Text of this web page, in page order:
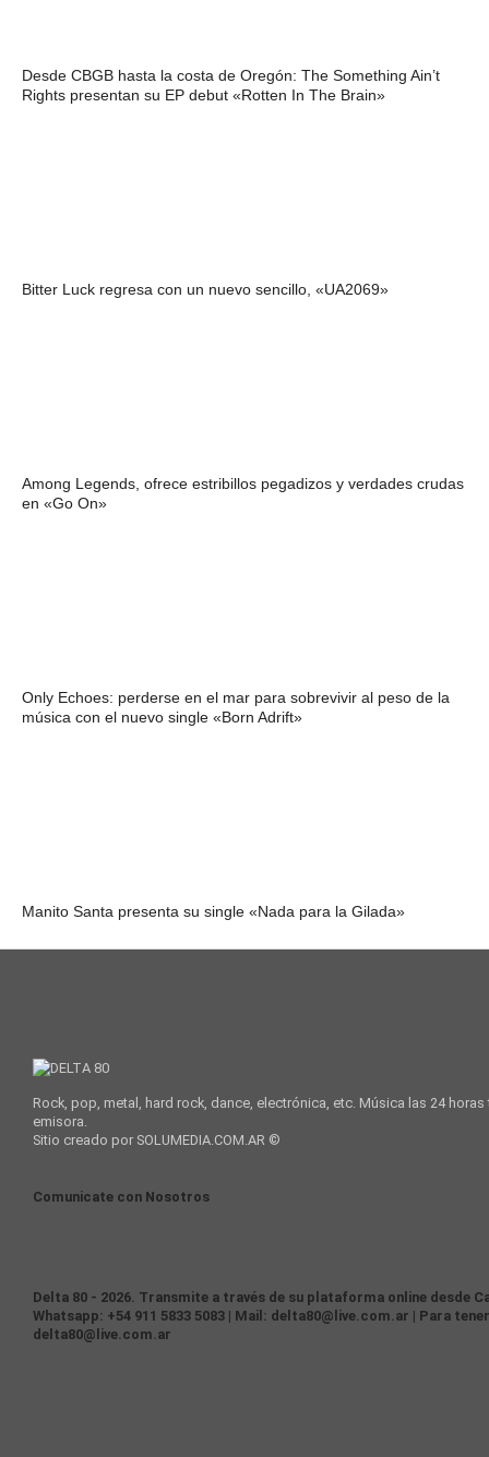
Desde CBGB hasta la costa de Oregón: The Something Ain’t
Rights presentan su EP debut «Rotten In The Brain»
Bitter Luck regresa con un nuevo sencillo, «UA2069»
Among Legends, ofrece estribillos pegadizos y verdades crudas
en «Go On»
Only Echoes: perderse en el mar para sobrevivir al peso de la
música con el nuevo single «Born Adrift»
Manito Santa presenta su single «Nada para la Gilada»
Rock, pop, metal, hard rock, dance, electrónica, etc. Música las 24
emisora.
Sitio creado por SOLUMEDIA.COM.AR ©
Comunicate con Nosotros
Delta 80 - 2026. Transmite a través de su plataforma online desde
Whatsapp: +54 911 5833 5083 | Mail: delta80@live.com.ar | Para
delta80@live.com.ar